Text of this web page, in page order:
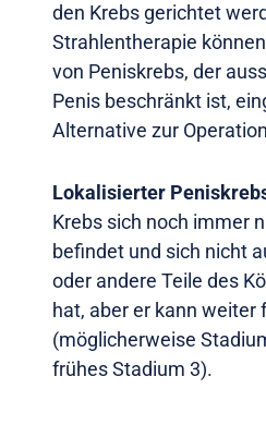
den Krebs gerichtet
Strahlentherapie
von Peniskrebs, der
Penis beschränkt ist,
Alternative zur
Lokalisierter
Krebs sich noch immer
befindet und sich nicht
oder andere Teile des
hat, aber er kann
(möglicherweise
frühes Stadium 3).